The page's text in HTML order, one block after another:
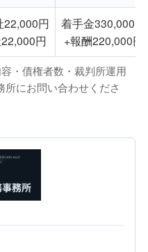
22,000円
円
着手金330,000
+報酬220,000円
・債権者数・裁判所運用
にお問い合わせくださ